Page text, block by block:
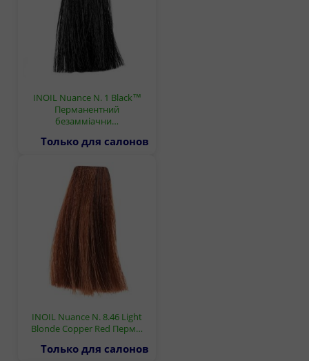
INOIL Nuance N. 1 Black™
Перманентний
безамміачни…
Только для салонов
INOIL Nuance N. 8.46 Light
Blonde Copper Red Перм…
Только для салонов